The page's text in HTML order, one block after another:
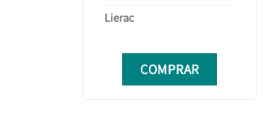
Lierac
COMPRAR